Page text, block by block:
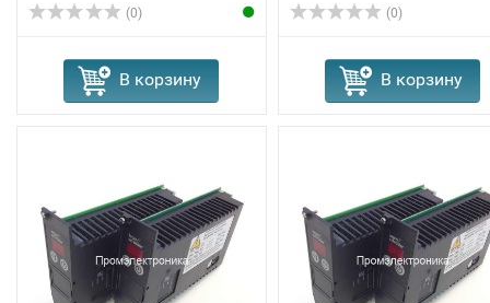
(0)
В корзину
(0)
В корзину